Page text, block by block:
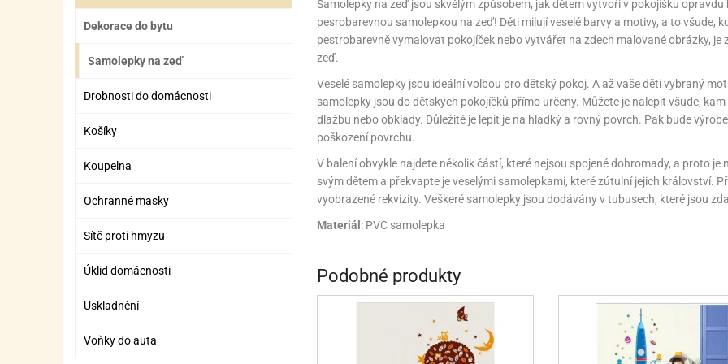
KÁVA
KOŘENÍ
MLÉČNÉ SUROVINY
MOUKA A DROŽDÍ
NÁPLNĚ A KRÉMY
OLEJE A TUKY
OŘECHY, MANDLE
PEKAŘSKÉ SUROVINY
POLEVY A GLAZÉ
PŘÍSADY A OCHUCOVADLA
VYPICHOVAČE
OTOČNÉ STOJANY NA ZDOBENÍ (LAZY SUSAN)
SEPARACE A VÝZTUHY DORTŮ
SILIKONOVÉ FORMY NA BONBÓNY
BOXY A TAŠKY NA POMŮCKY PŘENÁŠENÍ DORTŮ A DEZERTŮ
TEKUTÉ BARVY
TŘPYTKY DO NÁPOJŮ
KÁVA
KOŘENÍ
MLÉČNÉ SUROVINY
MOUKA A DROŽDÍMANDLOVÁ MOUKA
NÁPLNĚ A KRÉMY
NÁPLNĚ
MARMELÁDY, DŽEMY
OLEJE A TUKY
OŘECHY, MANDLEMANDLOVÁ MOUKA
PEKAŘSKÉ SUROVINY
POLEVY A GLAZÉZRCADLOVÉ POLEVY
TUKOVÉ POLEVY
PŘÍSADY A OCHUCOVADLAPOTRAVINÁŘSKÉ AROMA
VLAŽOVKY NA CHLEBA
CHLEBNÍKY A CHLEBOVKY
PEKÁČE A PLECHY
PODLOŽKY NA VYVALOVÁNÍ
RELIÉFNÍ PODLOŽKY
SILIKONOVÉ FORMY NA PEČENÍ
SÍTA
VÁHY
NETRADIČNÍ VYKRAJOVÁTKA
VYKRAJOVÁTKA KLASICKÁ
ZAPÉKACÍ MÍSY
TÁCY,
ZÁBAVNÉ HRAČKY, DOPLŇKY
VÝROBA SLIZU
Dekorace do bytu
Samolepky na zeď
Drobnosti do domácnosti
Košíky
Koupelna
Ochranné masky
Sítě proti hmyzu
Úklid domácnosti
Uskladnění
Voňky do auta
Samolepky na zeď jsou skvělým způsobem, jak dětem vytvoři v pokojíšku
pesrobarevnou samolepkou na zeď! Děti milují veselé barvy a motivy, a to všude,
pestrobarevně vymalovat pokojíček nebo vytvářet na zdech malované obrázky,
zeď.
Veselé samolepky jsou ideální volbou pro dětský pokoj. A až vaše děti vybraný
samolepky jsou do dětských pokojíčků přímo určeny. Můžete je nalepit všude,
dlažbu nebo obklady. Důležité je lepit je na hladký a rovný povrch. Pak bude
poškození povrchu.
V balení obvykle najdete několik částí, které nejsou spojené dohromady, a proto
svým dětem a překvapte je veselými samolepkami, které zútulní jejich království.
vyobrazené rekvizity. Veškeré samolepky jsou dodávány v tubusech, které jsou
Materiál : PVC samolepka
Podobné produkty